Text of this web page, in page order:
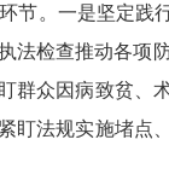
节。一是坚定践
检查推动各项
群众因病致贫、
盯法规实施堵点